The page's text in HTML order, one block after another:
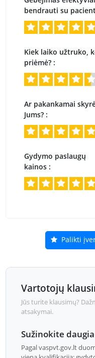
bendrauti su
Kiek laiko užtruko,
priėmė? :
Ar pakankamai
Jums? :
Gydymo paslaugų
kainos :
Palikti
Vartotojų
Jūs turite klausimų?
atsakymai.
Sužinokite
Pagal vaspvt.gov.lt